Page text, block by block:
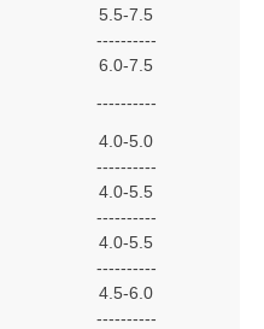
5.5-7.5
----------
6.0-7.5
----------
4.0-5.0
----------
4.0-5.5
----------
4.0-5.5
----------
4.5-6.0
----------